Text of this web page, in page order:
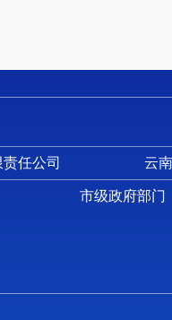
任公司 云
市级政府部门